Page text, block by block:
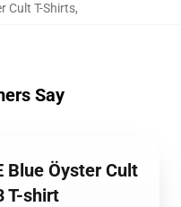
Cult T-Shirts,
Say
Blue Öyster Cult
T-shirt